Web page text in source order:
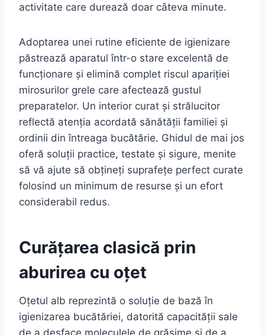
activitate care durează doar câteva minute.
Adoptarea unei rutine eficiente de igienizare
păstrează aparatul într-o stare excelentă de
funcționare și elimină complet riscul apariției
mirosurilor grele care afectează gustul
preparatelor. Un interior curat și strălucitor
reflectă atenția acordată sănătății familiei și
ordinii din întreaga bucătărie. Ghidul de mai jos
oferă soluții practice, testate și sigure, menite
să vă ajute să obțineți suprafețe perfect curate
folosind un minimum de resurse și un efort
considerabil redus.
Curățarea clasică prin
aburirea cu oțet
Oțetul alb reprezintă o soluție de bază în
igienizarea bucătăriei, datorită capacității sale